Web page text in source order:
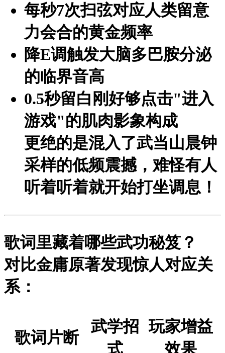
每秒7次扫弦对应人类留意
力会合的黄金频率
降E调触发大脑多巴胺分泌
的临界音高
0.5秒留白 刚好够点击"进入
游戏"的肌肉影象构成
更绝的是混入了武当山晨钟
采样的低频震撼，难怪有人
听着听着就开始打坐调息！
歌词里藏着哪些武功秘笈？
对比金庸原著发现惊人对应关
系：
歌词片断
武学招
式
玩家增益
效果